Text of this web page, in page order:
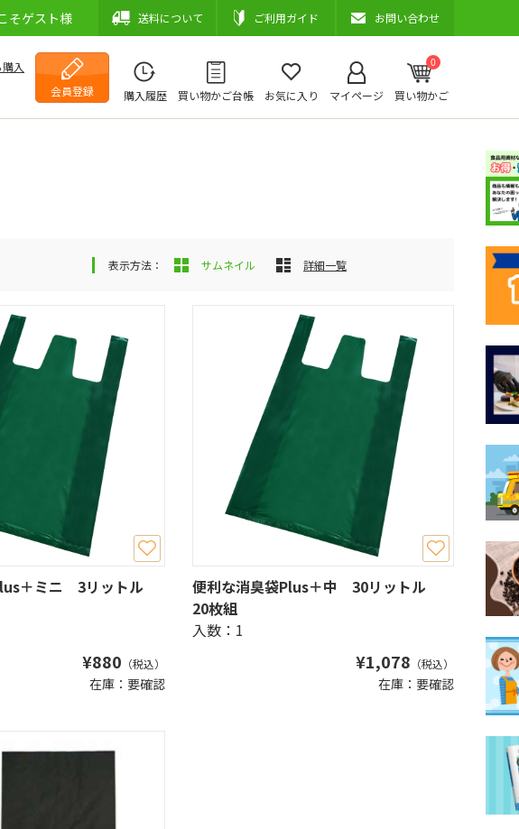
そゲスト様 送料について ご利用ガイド お問い合わせ
入
会員登録 購入履歴 買い物かご台帳 お気に入り マイページ
0
買い物かご
表示方法： サムネイル 詳細一覧
＋ミニ 3リットル
¥880 （税込）
在庫：要確認
便利な消臭袋Plus＋中 30リットル
20枚組
入数：1
¥1,078 （税込）
在庫：要確認